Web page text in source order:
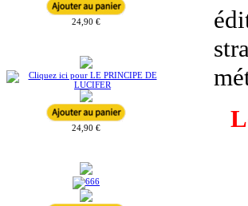
24,90 €
24,90 €